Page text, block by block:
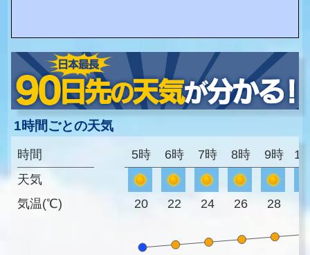
1時間ごとの天気
時間
天気
気温(℃)
5時 6時 7時 8時 9時
20 22 24 26 28